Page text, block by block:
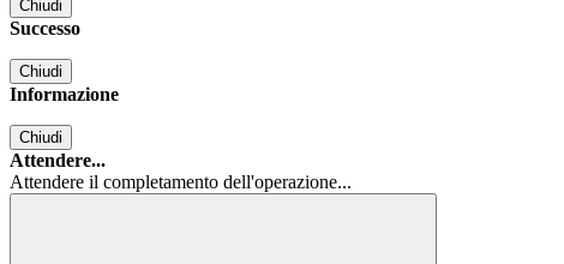
Chiudi
Successo
Chiudi
Informazione
Chiudi
Attendere...
Attendere il completamento dell'operazione...